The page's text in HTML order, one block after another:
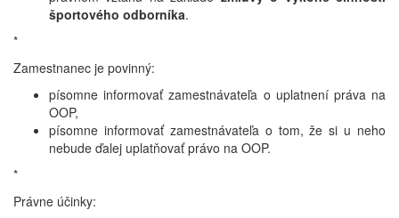
športového odborníka.
*
Zamestnanec je povinný:
písomne informovať zamestnávateľa o uplatnení práva na
OOP,
písomne informovať zamestnávateľa o tom, že si u neho
nebude ďalej uplatňovať právo na OOP.
*
Právne účinky: